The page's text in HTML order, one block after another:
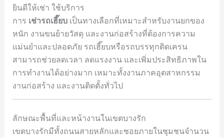
ยินดีให้เช่า ใช้บริการ
การ เช่ารถเฮี๊ยบเป็นทางเลือกที่เหมาะสำหรับงานยกของ
หนัก งานขนย้ายวัสดุ และงานก่อสร้างที่ต้องการความ
แม่นยำและปลอดภัย รถเฮี๊ยบหรือรถบรรทุกติดเครน
สามารถช่วยลดเวลา ลดแรงงาน และเพิ่มประสิทธิภาพใน
การทำงานได้อย่างมาก เหมาะทั้งงานภาคอุตสาหกรรม
งานก่อสร้าง และงานติดตั้งทั่วไป
ลักษณะพื้นที่และหน้างานในเขตบางรัก
เขตบางรักมีทั้งถนนสายหลักและซอยภายในชุมชนจำนวน